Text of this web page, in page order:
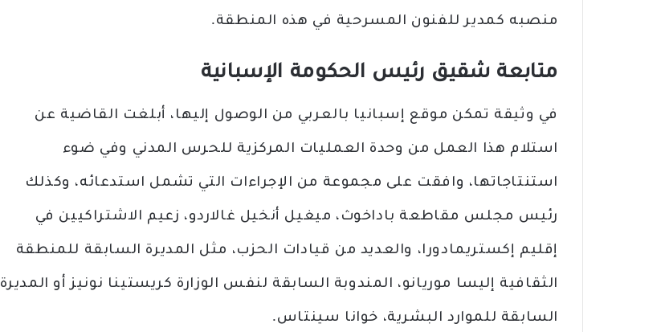
منصبه كمدير للفنون المسرحية في هذه المنطقة.
متابعة شقيق رئيس الحكومة الإسبانية
في وثيقة تمكن موقع إسبانيا بالعربي من الوصول إليها، أبلغت القاضية عن
استلام هذا العمل من وحدة العمليات المركزية للحرس المدني وفي ضوء
استنتاجاتها، وافقت على مجموعة من الإجراءات التي تشمل استدعائه، وكذلك
رئيس مجلس مقاطعة باداخوث، ميغيل أنخيل غالاردو، زعيم الاشتراكيين في
إقليم إكستريمادورا، والعديد من قيادات الحزب، مثل المديرة السابقة للمنطقة
الثقافية إليسا موريانو، المندوبة السابقة لنفس الوزارة كريستينا نونيز أو المديرة
السابقة للموارد البشرية، خوانا سينتاس.